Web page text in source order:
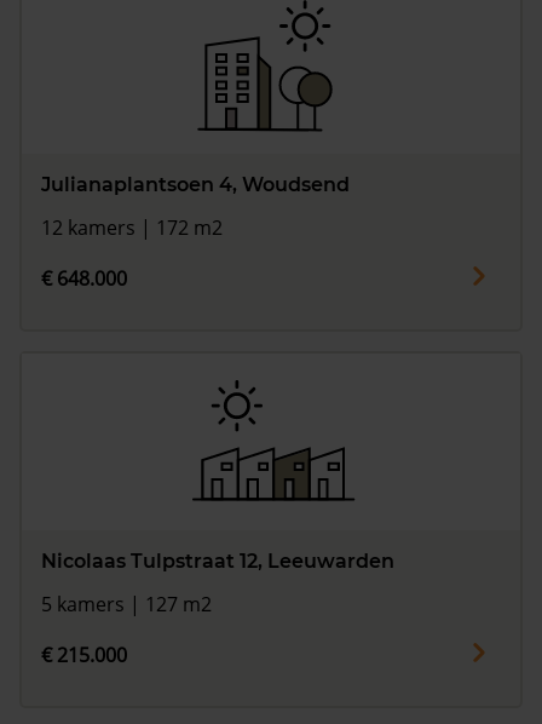
Julianaplantsoen 4, Woudsend
12 kamers | 172 m2
€ 648.000
Nicolaas Tulpstraat 12, Leeuwarden
5 kamers | 127 m2
€ 215.000